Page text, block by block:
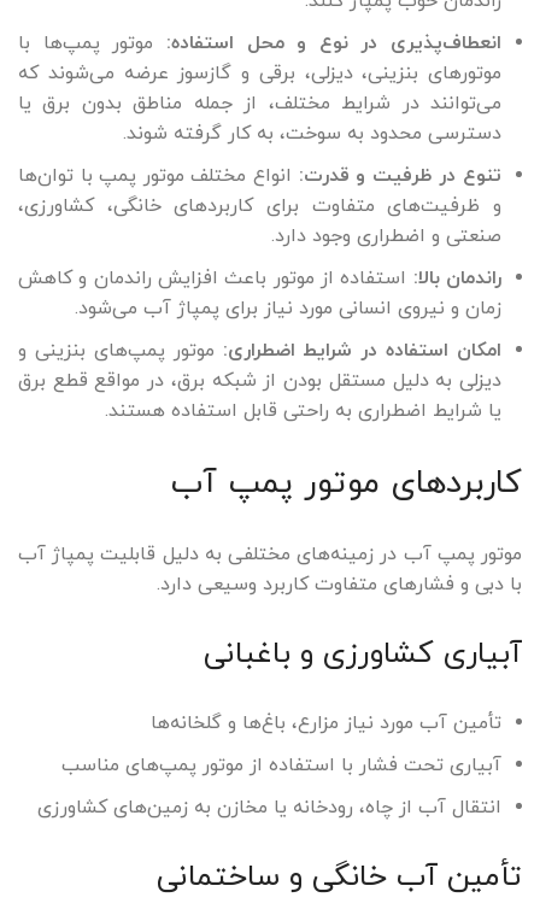
انعطاف‌پذیری در نوع و محل استفاده: موتور پمپ‌ها با
موتورهای بنزینی، دیزلی، برقی و گازسوز عرضه می‌شوند که
می‌توانند در شرایط مختلف، از جمله مناطق بدون برق یا
دسترسی محدود به سوخت، به کار گرفته شوند.
تنوع در ظرفیت و قدرت: انواع مختلف موتور پمپ با توان‌ها
و ظرفیت‌های متفاوت برای کاربردهای خانگی، کشاورزی،
صنعتی و اضطراری وجود دارد.
راندمان بالا: استفاده از موتور باعث افزایش راندمان و کاهش
زمان و نیروی انسانی مورد نیاز برای پمپاژ آب می‌شود.
امکان استفاده در شرایط اضطراری: موتور پمپ‌های بنزینی و
دیزلی به دلیل مستقل بودن از شبکه برق، در مواقع قطع برق
یا شرایط اضطراری به راحتی قابل استفاده‌ هستند.
کاربردهای موتور پمپ آب
موتور پمپ آب در زمینه‌های مختلفی به دلیل قابلیت پمپاژ آب
با دبی و فشارهای متفاوت کاربرد وسیعی دارد.
آبیاری کشاورزی و باغبانی
تأمین آب مورد نیاز مزارع، باغ‌ها و گلخانه‌ها
آبیاری تحت فشار با استفاده از موتور پمپ‌های مناسب
انتقال آب از چاه، رودخانه یا مخازن به زمین‌های کشاورزی
تأمین آب خانگی و ساختمانی